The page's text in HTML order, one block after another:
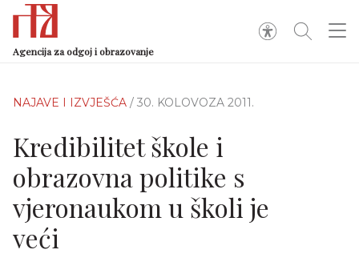
Agencija za odgoj i obrazovanje
NAJAVE I IZVJEŠĆA / 30. KOLOVOZA 2011.
Kredibilitet škole i
obrazovna politike s
vjeronaukom u školi je
veći